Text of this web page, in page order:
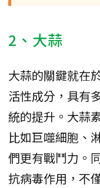
2、大蒜
大蒜的關鍵就在
活性成分，具有
統的提升。大蒜
比如巨噬細胞、
們更有戰鬥力。
抗病毒作用，不